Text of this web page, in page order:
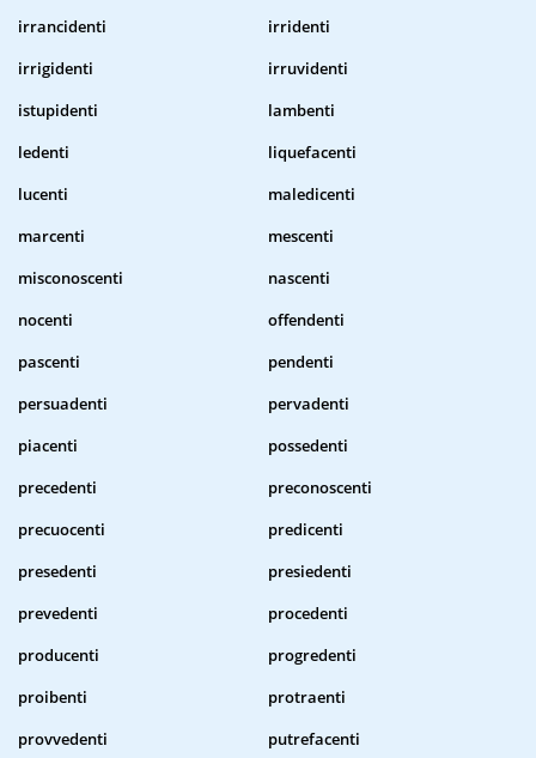
irrancidenti
irridenti
irrigidenti
irruvidenti
istupidenti
lambenti
ledenti
liquefacenti
lucenti
maledicenti
marcenti
mescenti
misconoscenti
nascenti
nocenti
offendenti
pascenti
pendenti
persuadenti
pervadenti
piacenti
possedenti
precedenti
preconoscenti
precuocenti
predicenti
presedenti
presiedenti
prevedenti
procedenti
producenti
progredenti
proibenti
protraenti
provvedenti
putrefacenti